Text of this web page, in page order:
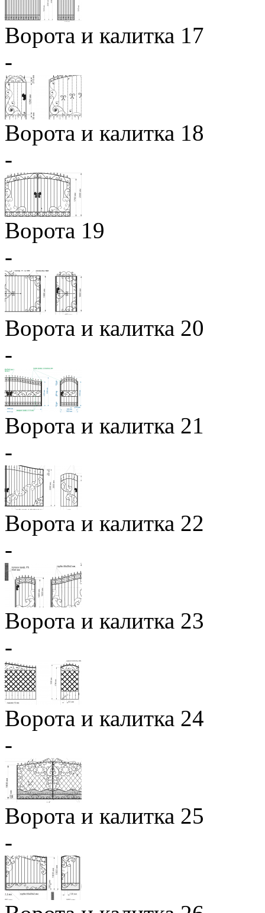
Ворота и калитка 17
-
Ворота и калитка 18
-
Ворота 19
-
Ворота и калитка 20
-
Ворота и калитка 21
-
Ворота и калитка 22
-
Ворота и калитка 23
-
Ворота и калитка 24
-
Ворота и калитка 25
-